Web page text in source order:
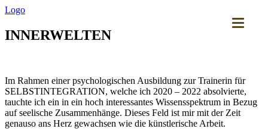
Logo
INNERWELTEN
Im Rahmen einer psychologischen Ausbildung zur Trainerin für
SELBSTINTEGRATION, welche ich 2020 – 2022 absolvierte,
tauchte ich ein in ein hoch interessantes Wissensspektrum in Bezug
auf seelische Zusammenhänge. Dieses Feld ist mir mit der Zeit
genauso ans Herz gewachsen wie die künstlerische Arbeit.